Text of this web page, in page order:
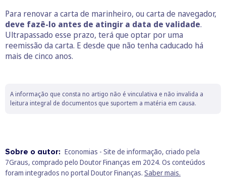
Para renovar a carta de marinheiro, ou carta de navegador,
deve fazê-lo antes de atingir a data de validade.
Ultrapassado esse prazo, terá que optar por uma
reemissão da carta. E desde que não tenha caducado há
mais de cinco anos.
A informação que consta no artigo não é vinculativa e não invalida a
leitura integral de documentos que suportem a matéria em causa.
Sobre o autor: Economias - Site de informação, criado pela
7Graus, comprado pelo Doutor Finanças em 2024. Os conteúdos
foram integrados no portal Doutor Finanças. Saber mais.